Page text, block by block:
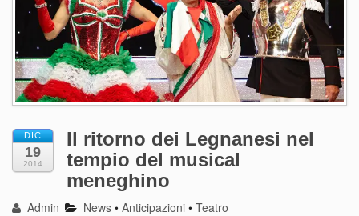
DIC
19
2014
Il ritorno dei Legnanesi nel
tempio del musical
meneghino
Admin News •Anticipazioni •Teatro